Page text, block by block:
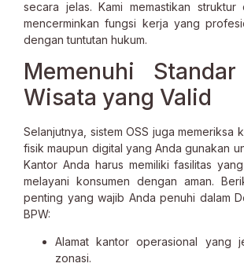
secara jelas. Kami memastikan struktur
mencerminkan fungsi kerja yang
dengan tuntutan hukum.
Memenuhi
Wisata yang Valid
Selanjutnya, sistem OSS juga memeriksa
fisik maupun digital yang Anda gunakan
Kantor Anda harus memiliki fasilitas
melayani konsumen dengan aman.
penting yang wajib Anda penuhi dalam
BPW:
Alamat kantor operasional yang
zonasi.